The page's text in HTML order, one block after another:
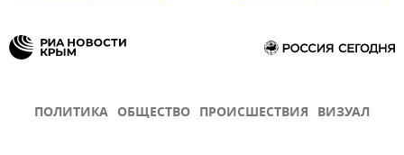
ПОЛИТИКА ОБЩЕСТВО ПРОИСШЕСТВИЯ ВИЗУАЛ